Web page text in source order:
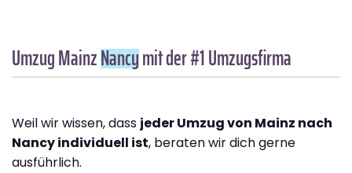
Umzug MainzNancymit der #1 Umzugsfirma
Weil wir wissen, dass jeder Umzug von Mainz nach
Nancy individuell ist, beraten wir dich gerne
ausführlich.